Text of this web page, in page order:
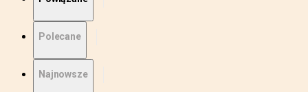
Polecane
Najnowsze